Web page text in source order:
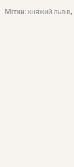
Мітки: княжий львів,